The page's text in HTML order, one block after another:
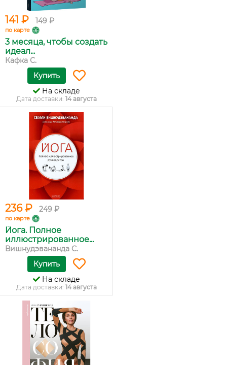
141 ₽ 149 ₽
по карте
3 месяца, чтобы создать
идеал...
Кафка С.
Купить
На складе
Дата доставки: 14 августа
236 ₽ 249 ₽
по карте
Йога. Полное
иллюстрированное...
Вишнудэвананда С.
Купить
На складе
Дата доставки: 14 августа